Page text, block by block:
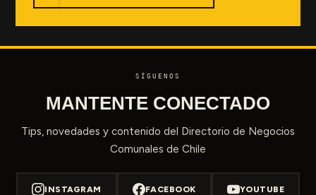
SÍGUENOS
MANTENTE CONECTADO
Tips, novedades y contenido del Directorio de Negocios
Comunales de Chile
INSTAGRAM FACEBOOK YOUTUBE